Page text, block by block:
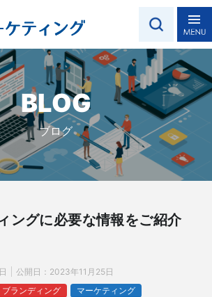
BLOG
ブログ
ングに必要な情報をご紹介
公開日： 2023年11月25日
ブランディング
マーケティング